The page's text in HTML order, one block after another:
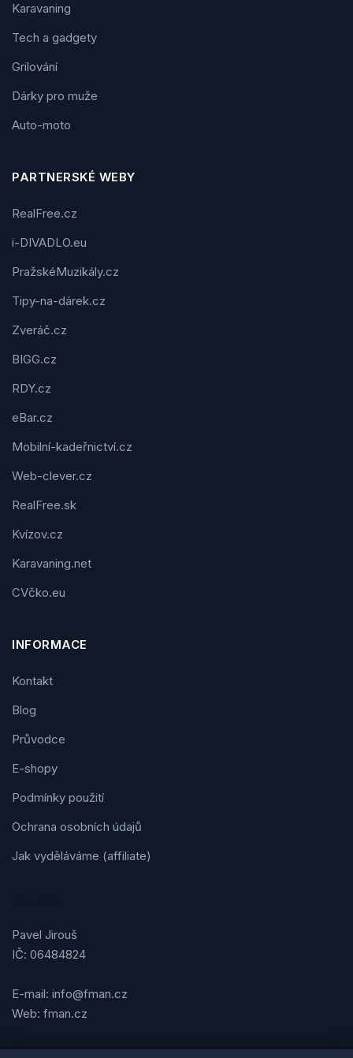
Karavaning
Tech a gadgety
Grilování
Dárky pro muže
Auto-moto
PARTNERSKÉ WEBY
RealFree.cz
i-DIVADLO.eu
PražskéMuzikály.cz
Tipy-na-dárek.cz
Zveráč.cz
BIGG.cz
RDY.cz
eBar.cz
Mobilní-kadeřnictví.cz
Web-clever.cz
RealFree.sk
Kvízov.cz
Karavaning.net
CVčko.eu
INFORMACE
Kontakt
Blog
Průvodce
E-shopy
Podmínky použití
Ochrana osobních údajů
Jak vyděláváme (affiliate)
Pavel Jirouš
IČ: 06484824
E-mail: info@fman.cz
Web: fman.cz